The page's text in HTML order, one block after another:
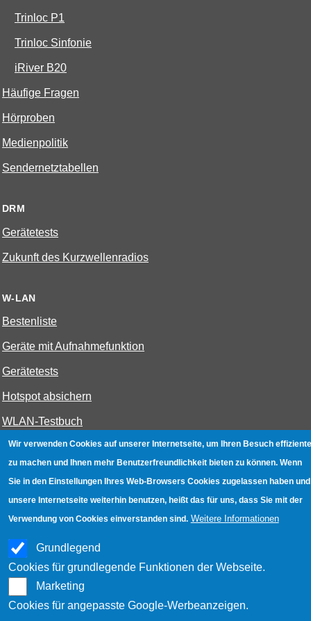
Trinloc P1
Trinloc Sinfonie
iRiver B20
Häufige Fragen
Hörproben
Medienpolitik
Sendernetztabellen
DRM
Gerätetests
Zukunft des Kurzwellenradios
W-LAN
Bestenliste
Geräte mit Aufnahmefunktion
Gerätetests
Hotspot absichern
WLAN-Testbuch
Datenschutz|Impressum|Kontakt
Wir verwenden Cookies auf unserer Internetseite, um Ihren Besuch
zu machen und Ihnen mehr Benutzerfreundlichkeit bieten zu können. Wenn
Sie in den Einstellungen Ihres Web-Browsers Cookies zugelassen haben und
unsere Internetseite weiterhin benutzen, heißt das für uns, dass Sie mit der
Verwendung von Cookies einverstanden sind. Weitere Informationen
Grundlegend
Cookies für grundlegende Funktionen der Webseite.
Marketing
Cookies für angepasste Google-Werbeanzeigen.